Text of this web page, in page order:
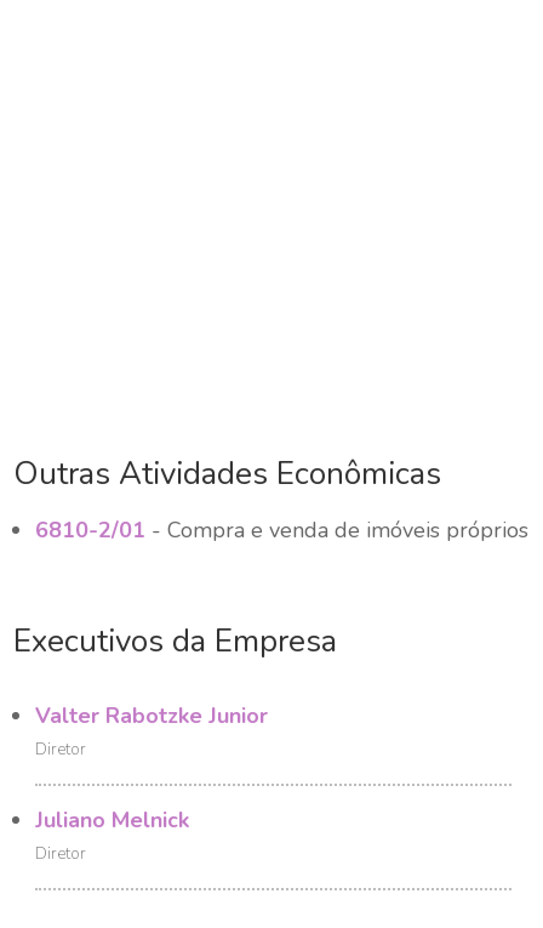
Outras Atividades Econômicas
6810-2/01 - Compra e venda de imóveis próprios
Executivos da Empresa
Valter Rabotzke Junior
Diretor
Juliano Melnick
Diretor